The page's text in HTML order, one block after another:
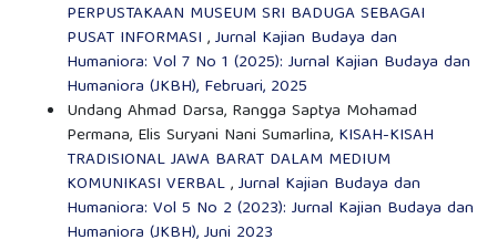
PERPUSTAKAAN MUSEUM SRI BADUGA SEBAGAI
PUSAT INFORMASI ,Jurnal Kajian Budaya dan
Humaniora: Vol 7 No 1 (2025): Jurnal Kajian Budaya dan
Humaniora (JKBH), Februari, 2025
Undang Ahmad Darsa, Rangga Saptya Mohamad
Permana, Elis Suryani Nani Sumarlina, KISAH-KISAH
TRADISIONAL JAWA BARAT DALAM MEDIUM
KOMUNIKASI VERBAL,Jurnal Kajian Budaya dan
Humaniora: Vol 5 No 2 (2023): Jurnal Kajian Budaya dan
Humaniora (JKBH), Juni 2023